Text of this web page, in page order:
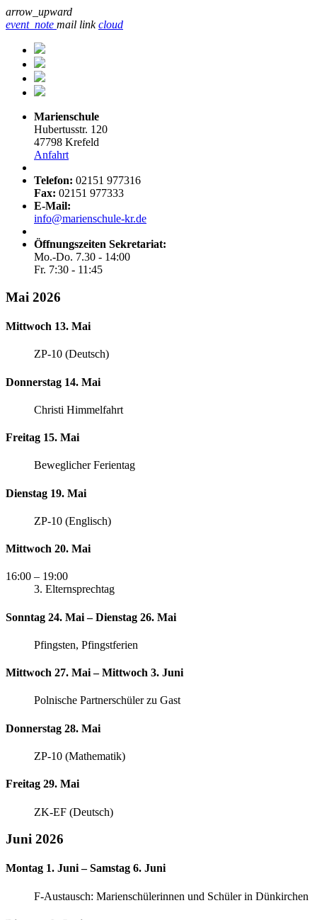
arrow_upward
event_note mail link cloud
Marienschule
Hubertusstr. 120
47798 Krefeld
Anfahrt
Telefon: 02151 977316
Fax: 02151 977333
E-Mail:
info@marienschule-kr.de
Öffnungszeiten Sekretariat:
Mo.-Do. 7.30 - 14:00
Fr. 7:30 - 11:45
Mai 2026
Mittwoch 13. Mai
ZP-10 (Deutsch)
Donnerstag 14. Mai
Christi Himmelfahrt
Freitag 15. Mai
Beweglicher Ferientag
Dienstag 19. Mai
ZP-10 (Englisch)
Mittwoch 20. Mai
16:00 – 19:00
3. Elternsprechtag
Sonntag 24. Mai – Dienstag 26. Mai
Pfingsten, Pfingstferien
Mittwoch 27. Mai – Mittwoch 3. Juni
Polnische Partnerschüler zu Gast
Donnerstag 28. Mai
ZP-10 (Mathematik)
Freitag 29. Mai
ZK-EF (Deutsch)
Juni 2026
Montag 1. Juni – Samstag 6. Juni
F-Austausch: Marienschülerinnen und Schüler in Dünkirchen